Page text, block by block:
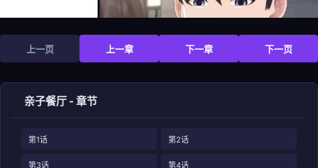
上一页 上一章 下一章 下一页
亲子餐厅 - 章节
第1话 第2话
第3话 第4话